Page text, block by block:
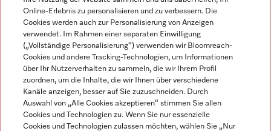
Impressum
Miele auf Instagram
Miele auf Facebook
Miele auf Youtube
Online-Erlebnis zu personalisieren und zu verbessern. Die
Cookies werden auch zur Personalisierung von Anzeigen
verwendet. Im Rahmen einer separaten Einwilligung
(„Vollständige Personalisierung“) verwenden wir Bloomreach-
Cookies und andere Tracking-Technologien, um Informationen
über Ihr Nutzerverhalten zu sammeln, die wir Ihrem Profil
zuordnen, um die Inhalte, die wir Ihnen über verschiedene
Kanäle anzeigen, besser auf Sie zuzuschneiden. Durch
Auswahl von „Alle Cookies akzeptieren“ stimmen Sie allen
Cookies und Technologien zu. Wenn Sie nur essenzielle
Cookies und Technologien zulassen möchten, wählen Sie „Nur